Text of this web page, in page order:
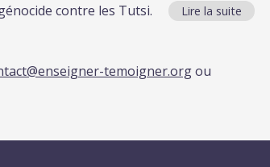
contre les Tutsi.
Lire la suite
temoigner.orgou